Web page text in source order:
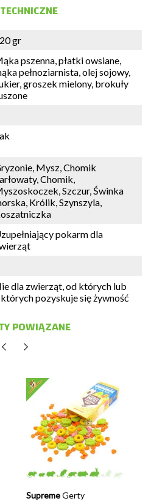
gr
pszenna, płatki owsiane,
pełnoziarnista, olej sojowy,
groszek mielony, brokuły
Mysz, Chomik
Chomik,
Szczur, Świnka
Królik, Szynszyla,
pokarm dla
dla zwierząt, od których lub
pozyskuje się żywność
POWIĄZANE
Supreme Gerty